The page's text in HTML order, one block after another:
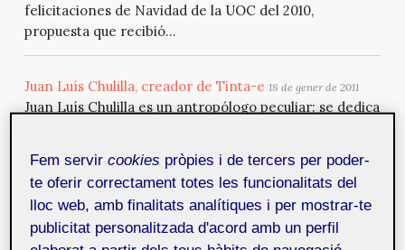
felicitaciones de Navidad de la UOC del 2010,
propuesta que recibió...
Juan Luís Chulilla, creador de Tinta-e 18 de gener de 2011
Juan Luís Chulilla es un antropólogo peculiar: se dedica
Javier Fernández Rivera 9 de desembre de 2010
Javier Fernández Rivera está convencido que el
mundo está en manos de aquellos que tienen el coraje
de soñar y...
Fem servircookies pròpies i de tercers per poder-
te oferir correctament totes les funcionalitats del
lloc web, amb finalitats analítiques i per mostrar-te
publicitat personalitzada d'acord amb un perfil